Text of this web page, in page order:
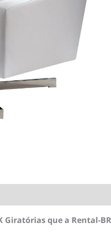
Giratórias que a Rental-BR